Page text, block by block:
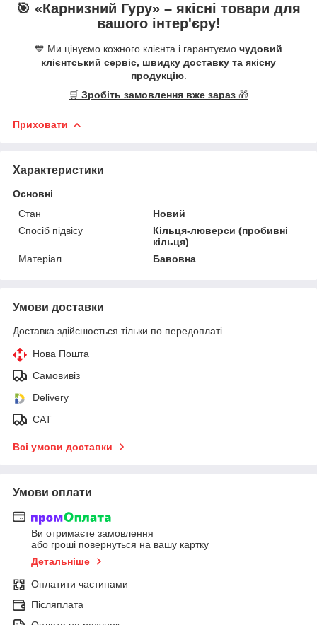
🎯 «Карнизний Гуру» – якісні товари для
вашого інтер'єру!
💙 Ми цінуємо кожного клієнта і гарантуємо чудовий
клієнтський сервіс, швидку доставку та якісну
продукцію.
🛒 Зробіть замовлення вже зараз 🎁
Приховати
Характеристики
Основні
Стан
Новий
Спосіб підвісу
Кільця-люверси (пробивні
кільця)
Матеріал
Бавовна
Умови доставки
Доставка здійснюється тільки по передоплаті.
Нова Пошта
Самовивіз
Delivery
САТ
Всі умови доставки
Умови оплати
Ви отримаєте замовлення
або гроші повернуться на вашу картку
Детальніше
Оплатити частинами
Післяплата